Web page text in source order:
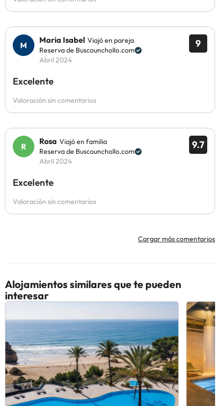
9
Maria Isabel Viajó en pareja
Reserva de Buscounchollo.com
Abril 2024
Excelente
Valoración sin comentarios
9.7
Rosa Viajó en familia
Reserva de Buscounchollo.com
Abril 2024
Excelente
Valoración sin comentarios
Cargar más comentarios
Alojamientos similares que te pueden
interesar